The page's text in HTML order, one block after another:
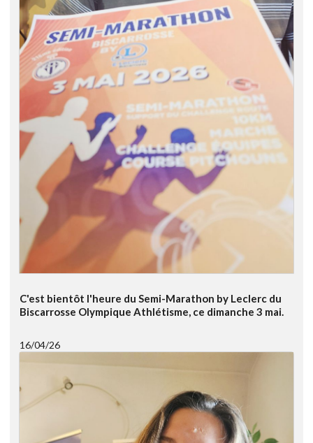
C'est bientôt l'heure du Semi-Marathon by Leclerc du
Biscarrosse Olympique Athlétisme, ce dimanche 3 mai.
16/04/26